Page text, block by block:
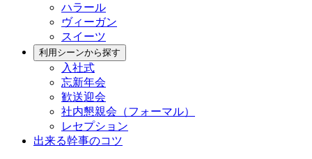
ハラール
ヴィーガン
スイーツ
利用シーンから探す
入社式
忘新年会
歓送迎会
社内懇親会（フォーマル）
レセプション
出来る幹事のコツ